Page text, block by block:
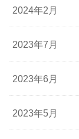
2024年2月
2023年7月
2023年6月
2023年5月